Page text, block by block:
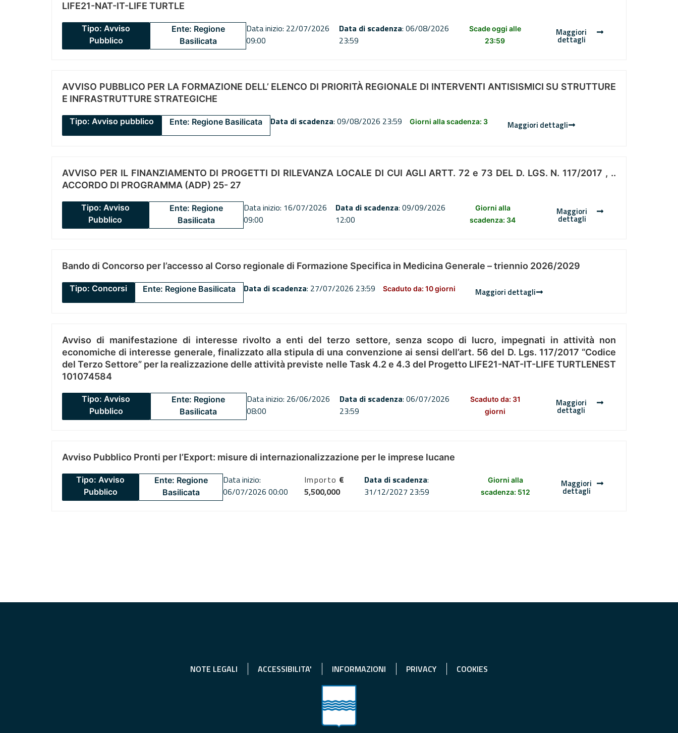
LIFE21-NAT-IT-LIFE TURTLE
Tipo: Avviso
Pubblico
Ente: Regione
Basilicata
Data inizio: 22/07/2026
09:00
Data di scadenza: 06/08/2026
23:59
Scade oggi alle
23:59
Maggiori
dettagli
AVVISO PUBBLICO PER LA FORMAZIONE DELL’ ELENCO DI PRIORITÀ REGIONALE DI INTERVENTI ANTISISMICI SU STRUTTURE
E INFRASTRUTTURE STRATEGICHE
Tipo: Avviso pubblico Ente: Regione Basilicata Data di scadenza: 09/08/2026 23:59 Giorni alla scadenza: 3 Maggiori dettagli
AVVISO PER IL FINANZIAMENTO DI PROGETTI DI RILEVANZA LOCALE DI CUI AGLI ARTT. 72 e 73 DEL D. LGS. N. 117/2017 , ..
ACCORDO DI PROGRAMMA (ADP) 25- 27
Tipo: Avviso
Pubblico
Ente: Regione
Basilicata
Data inizio: 16/07/2026
09:00
Data di scadenza: 09/09/2026
12:00
Giorni alla
scadenza: 34
Maggiori
dettagli
Bando di Concorso per l’accesso al Corso regionale di Formazione Specifica in Medicina Generale – triennio 2026/2029
Tipo: Concorsi Ente: Regione Basilicata Data di scadenza: 27/07/2026 23:59 Scaduto da: 10 giorni Maggiori dettagli
Avviso di manifestazione di interesse rivolto a enti del terzo settore, senza scopo di lucro, impegnati in attività non
economiche di interesse generale, finalizzato alla stipula di una convenzione ai sensi dell’art. 56 del D. Lgs. 117/2017 “Codice
del Terzo Settore” per la realizzazione delle attività previste nelle Task 4.2 e 4.3 del Progetto LIFE21-NAT-IT-LIFE TURTLENEST
101074584
Tipo: Avviso
Pubblico
Ente: Regione
Basilicata
Data inizio: 26/06/2026
08:00
Data di scadenza: 06/07/2026
23:59
Scaduto da: 31
giorni
Maggiori
dettagli
Avviso Pubblico Pronti per l’Export: misure di internazionalizzazione per le imprese lucane
Tipo: Avviso
Pubblico
Ente: Regione
Basilicata
Data inizio:
06/07/2026 00:00
Importo €
5,500,000
Data di scadenza:
31/12/2027 23:59
Giorni alla
scadenza: 512
Maggiori
dettagli
NOTE LEGALI ACCESSIBILITA' INFORMAZIONI PRIVACY COOKIES